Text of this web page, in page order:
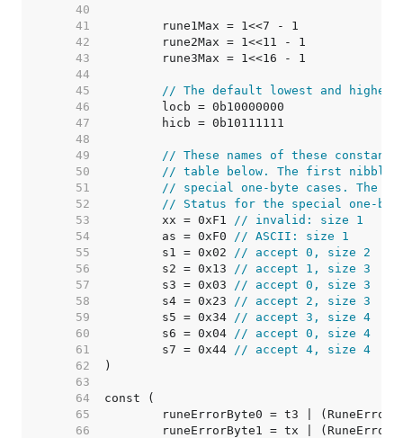
    40
    41
    42
    43
    44
    45
// The default lowest and
    46
    47
    48
    49
// These names of these
    50
// table below. The first nibble
    51
// special one-byte cases. The
    52
// Status for the special one-
    53
	xx = 0xF1
// invalid: size 1
    54
	as = 0xF0
// ASCII: size 1
    55
	s1 = 0x02
// accept 0, size 2
    56
	s2 = 0x13
// accept 1, size 3
    57
	s3 = 0x03
// accept 0, size 3
    58
	s4 = 0x23
// accept 2, size 3
    59
	s5 = 0x34
// accept 3, size 4
    60
	s6 = 0x04
// accept 0, size 4
    61
	s7 = 0x44
// accept 4, size 4
    62
    63
    64
    65
    66